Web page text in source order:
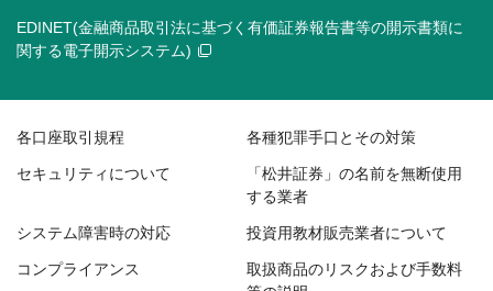
EDINET(金融商品取引法に基づく有価証券報告書等の開示書類に
関する電子開示システム)
各口座取引規程 各種犯罪手口とその対策
セキュリティについて
「松井証券」の名前を無断使用
する業者
システム障害時の対応 投資用教材販売業者について
コンプライアンス
取扱商品のリスクおよび手数料